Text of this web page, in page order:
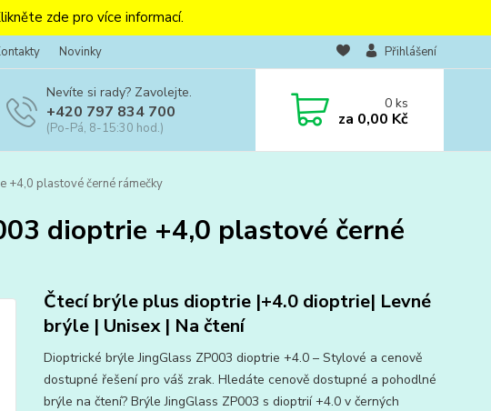
zde pro více informací.
Novinky Přihlášení
Nevíte si rady? Zavolejte.
+420 797 834 700
(Po-Pá, 8-15:30 hod.)
0ks
za 0,00 Kč
+4,0 plastové černé rámečky
dioptrie +4,0 plastové černé
Čtecí brýle plus dioptrie |+4.0 dioptrie| Levné
brýle | Unisex | Na čtení
Dioptrické brýle JingGlass ZP003 dioptrie +4.0 – Stylové a cenově
dostupné řešení pro váš zrak. Hledáte cenově dostupné a pohodlné
brýle na čtení? Brýle JingGlass ZP003 s dioptrií +4.0 v černých